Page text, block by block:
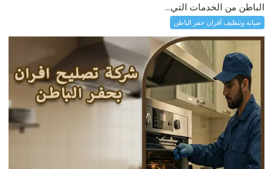
الباطن من الخدمات التي...
صيانة وتنظيف أفران حفر الباطن